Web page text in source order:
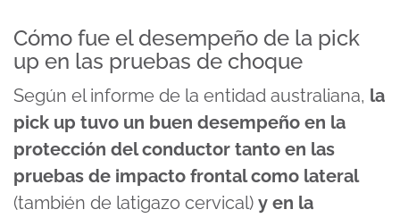
Cómo fue el desempeño de la pick
up en las pruebas de choque
Según el informe de la entidad australiana, la
pick up tuvo un buen desempeño en la
protección del conductor tanto en las
pruebas de impacto frontal como lateral
(también de latigazo cervical) y en la